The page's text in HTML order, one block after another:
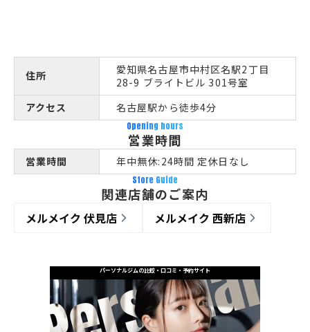
住所
愛知県名古屋市中村区名駅2丁目
28-9 ブライトビル 301号室
アクセス
名古屋駅から徒歩4分
Opening hours
営業時間
営業時間 年中無休:24時間 定休日なし
Store Guide
関連店舗のご案内
メルメイク 伏見店 メルメイク 西新店
パーソナルジムの比較・口コミ・予約サイト